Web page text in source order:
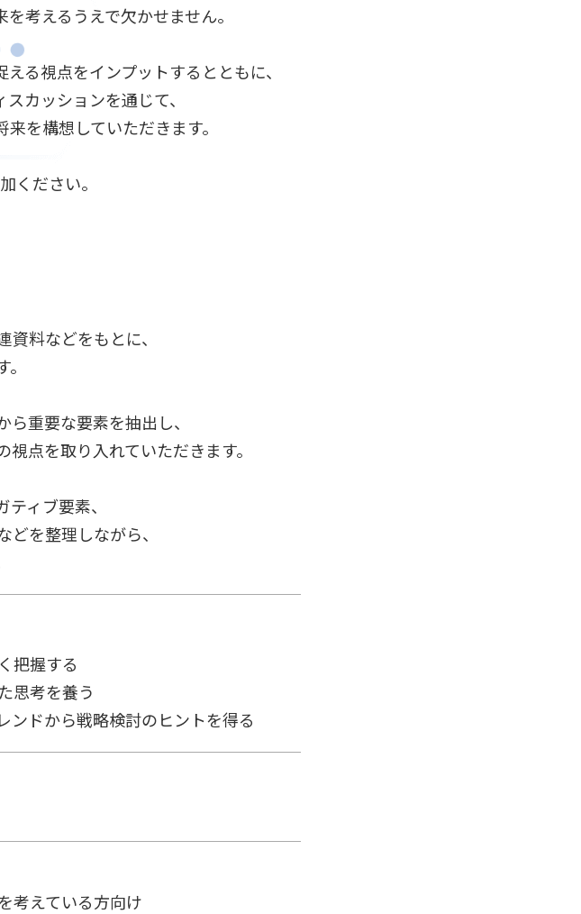
考えるうえで欠かせません。
る視点をインプットするとともに、
カッションを通じて、
を構想していただきます。
ください。
料などをもとに、
重要な要素を抽出し、
点を取り入れていただきます。
ィブ要素、
を整理しながら、
把握する
思考を養う
ンドから戦略検討のヒントを得る
考えている方向け